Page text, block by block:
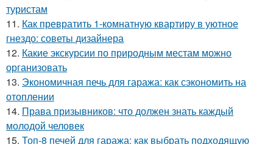
туристам
11. Как превратить 1-комнатную квартиру в уютное
гнездо: советы дизайнера
12. Какие экскурсии по природным местам можно
организовать
13. Экономичная печь для гаража: как сэкономить на
отоплении
14. Права призывников: что должен знать каждый
молодой человек
15. Топ-8 печей для гаража: как выбрать подходящую